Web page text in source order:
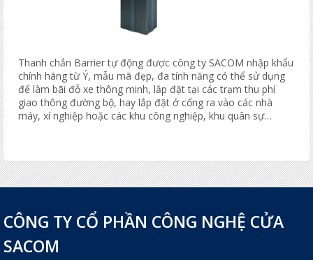
Thanh chắn Barrier tự động được công ty SACOM nhập khẩu
chính hãng từ Ý, mẫu mã đẹp, đa tính năng có thể sử dụng
để làm bãi đỗ xe thông minh, lắp đặt tại các trạm thu phí
giao thông đường bộ, hay lắp đặt ở cổng ra vào các nhà
máy, xí nghiệp hoặc các khu công nghiệp, khu quân sự…
CÔNG TY CỔ PHẦN CÔNG NGHỆ CỬA
SACOM